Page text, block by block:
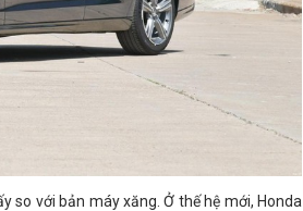
so với bản máy xăng. Ở thế hệ mới, Honda